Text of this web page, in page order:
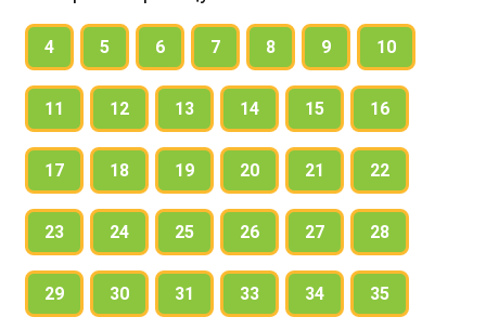
14. a) Read and guess what the underlined
words mean.
b) Look these words up to make sure that you
have guessed right.
15. Read the words, look them up and study
the word combinations and sentences to
know how to use them.
4 5 6 7 8 9 10
11 12 13 14 15 16
17 18 19 20 21 22
23 24 25 26 27 28
29 30 31 33 34 35